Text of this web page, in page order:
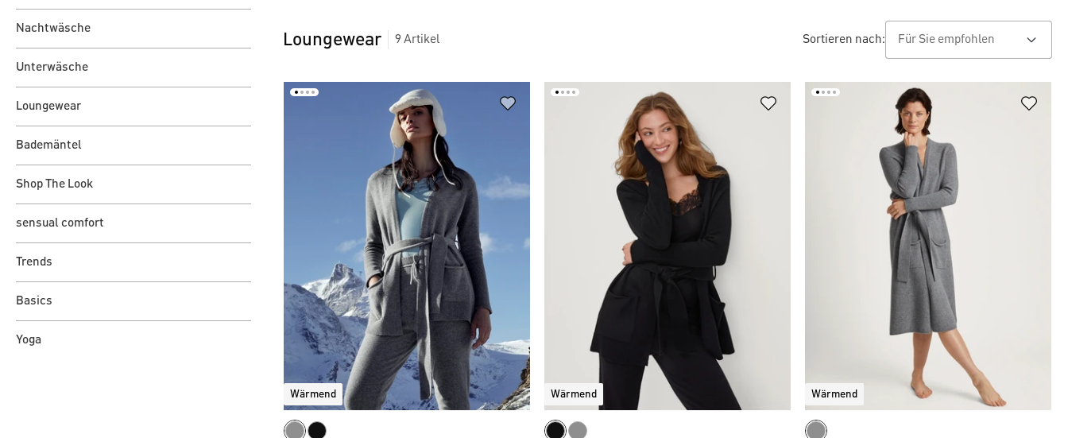
Nachtwäsche
Unterwäsche
Loungewear
Bademäntel
Shop The Look
sensual comfort
Trends
Basics
Yoga
Loungewear 9Artikel Sortieren nach:
Wärmend Wärmend Wärmend